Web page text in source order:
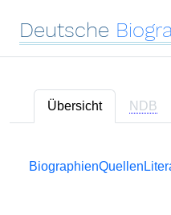
Deutsche
Übersicht NDB
BiographienQuellen